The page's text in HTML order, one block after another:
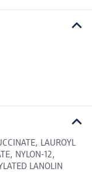
LAUROYL
NYLON-12,
LANOLIN